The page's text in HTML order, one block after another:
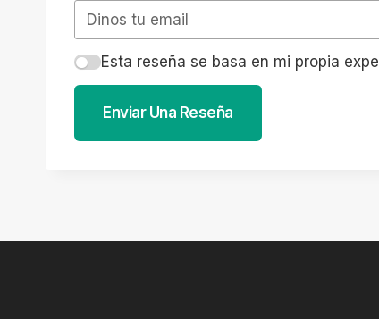
Esta reseña se basa en mi propia
Enviar Una Reseña